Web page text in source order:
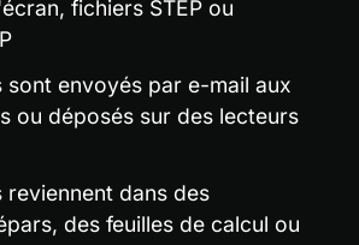
fichiers STEP ou
sont envoyés par e-mail aux
ou déposés sur des lecteurs
reviennent dans des
des feuilles de calcul ou